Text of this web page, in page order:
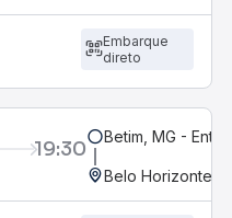
Embarque
direto
19:30 Betim, MG -
Belo Horizonte,